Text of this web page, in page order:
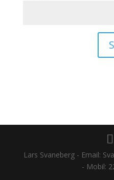
Lars Svaneberg - Email:
- Mobil: